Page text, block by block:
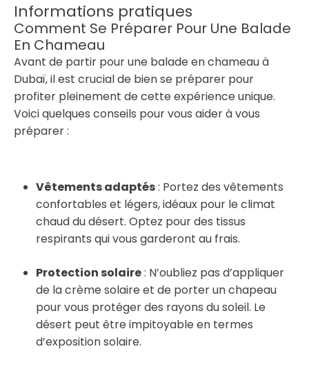
Informations pratiques
Comment Se Préparer Pour Une Balade
En Chameau
Avant de partir pour une balade en chameau à
Dubaï, il est crucial de bien se préparer pour
profiter pleinement de cette expérience unique.
Voici quelques conseils pour vous aider à vous
préparer :
Vêtements adaptés: Portez des vêtements
confortables et légers, idéaux pour le climat
chaud du désert. Optez pour des tissus
respirants qui vous garderont au frais.
Protection solaire: N’oubliez pas d’appliquer
de la crème solaire et de porter un chapeau
pour vous protéger des rayons du soleil. Le
désert peut être impitoyable en termes
d’exposition solaire.